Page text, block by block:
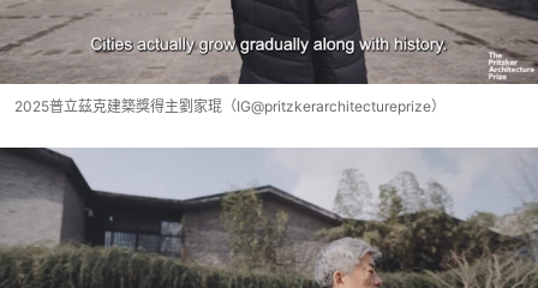
2025普立茲克建築獎得主劉家琨（IG@pritzkerarchitectureprize）